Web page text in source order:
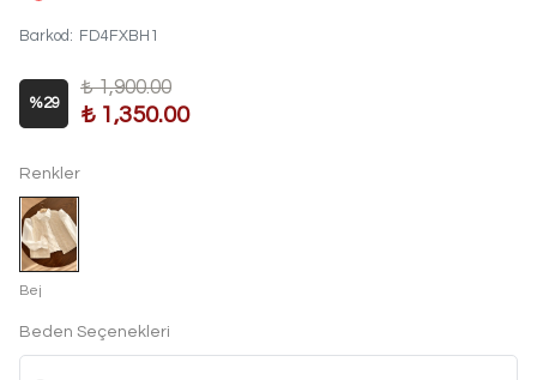
Barkod : FD4FXBH1
%29
₺ 1,900.00
₺ 1,350.00
Renkler
Bej
Beden Seçenekleri